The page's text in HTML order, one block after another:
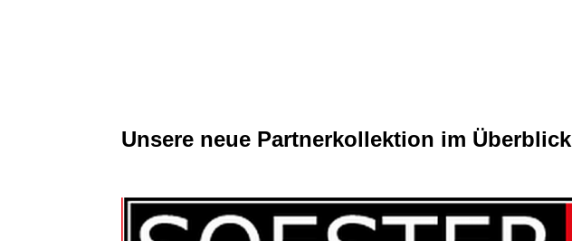
Unsere neue Partnerkollektion im Überblick